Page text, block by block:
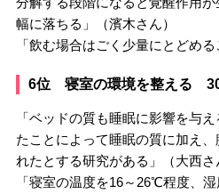
幅に落ちる」（濱木さん）
「飲む場合はごく少量にとどめる
6位 寝室の環境を整える
「ベッドの質も睡眠に影響を与
たことによって睡眠の質に加え
れたとする研究がある」（大西さ
「寝室の温度を16～26℃程度、